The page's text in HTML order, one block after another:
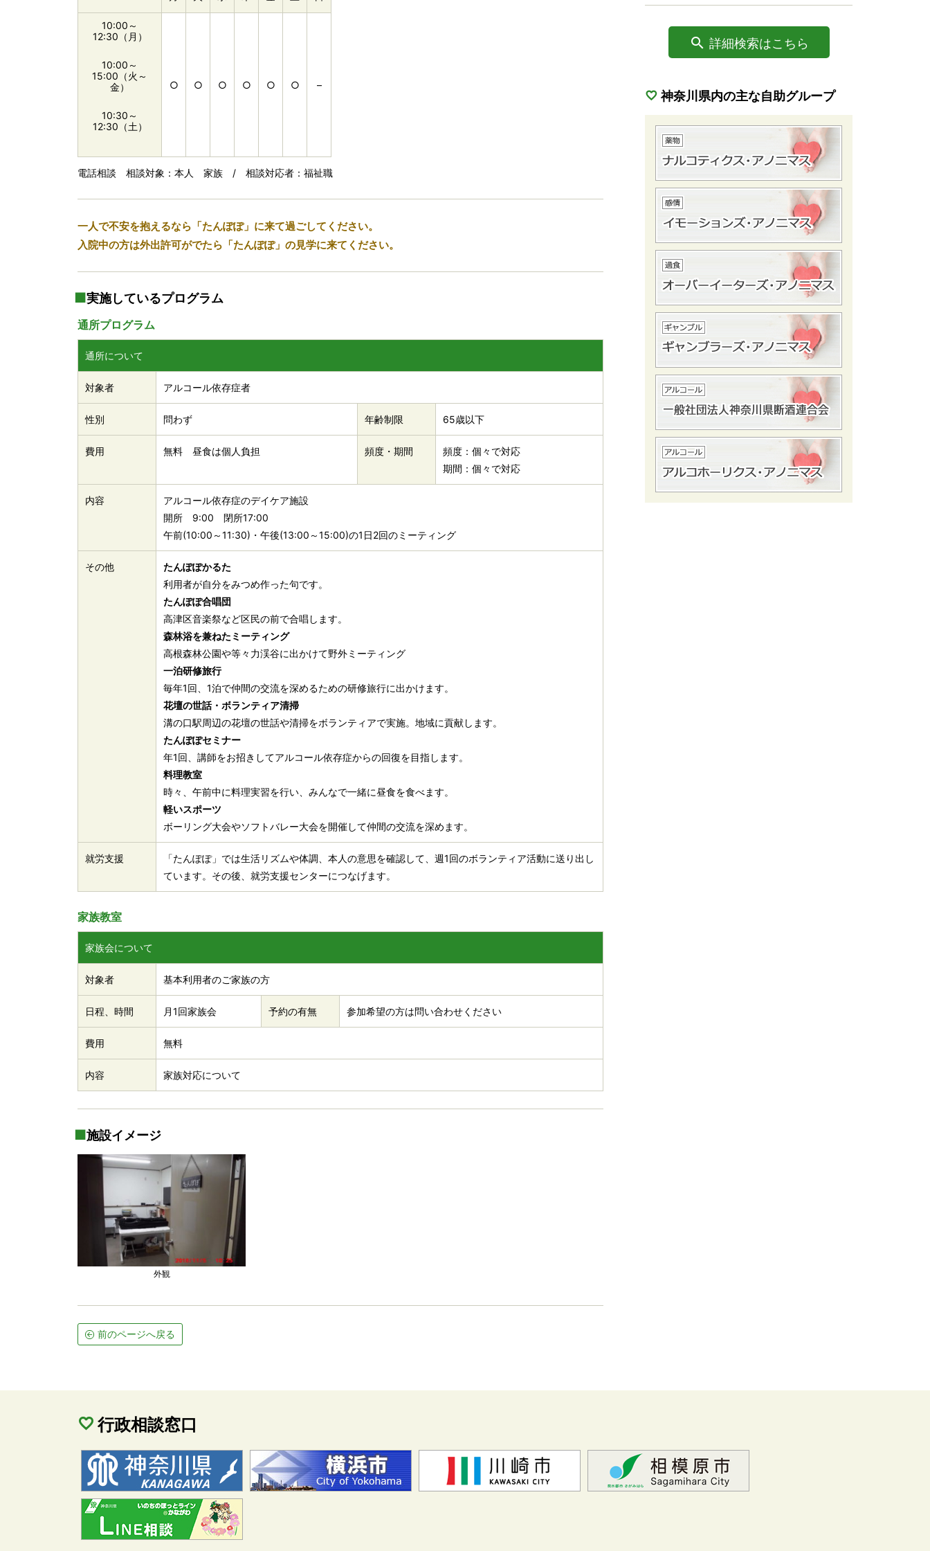
10:00～
12:30（月）
10:00～
15:00（火～
金）
10:30～
12:30（土）
○ ○ ○ ○ ○ ○ –
電話相談 相談対象：本人 家族 / 相談対応者：福祉職
一人で不安を抱えるなら「たんぽぽ」に来て過ごしてください。
入院中の方は外出許可がでたら「たんぽぽ」の見学に来てください。
実施しているプログラム
通所プログラム
通所について
対象者 アルコール依存症者
性別 問わず 年齢制限 65歳以下
費用 無料 昼食は個人負担 頻度・期間
頻度：個々で対応
期間：個々で対応
内容
アルコール依存症のデイケア施設
開所 9:00 閉所17:00
午前(10:00～11:30)・午後(13:00～15:00)の1日2回のミーティング
その他
たんぽぽかるた
利用者が自分をみつめ作った句です。
たんぽぽ合唱団
高津区音楽祭など区民の前で合唱します。
森林浴を兼ねたミーティング
高根森林公園や等々力渓谷に出かけて野外ミーティング
一泊研修旅行
毎年1回、1泊で仲間の交流を深めるための研修旅行に出かけます。
花壇の世話・ボランティア清掃
溝の口駅周辺の花壇の世話や清掃をボランティアで実施。地域に貢献します。
たんぽぽセミナー
年1回、講師をお招きしてアルコール依存症からの回復を目指します。
料理教室
時々、午前中に料理実習を行い、みんなで一緒に昼食を食べます。
軽いスポーツ
ボーリング大会やソフトバレー大会を開催して仲間の交流を深めます。
就労支援
「たんぽぽ」では生活リズムや体調、本人の意思を確認して、週1回のボランティア活動に送り出し
ています。その後、就労支援センターにつなげます。
家族教室
家族会について
対象者 基本利用者のご家族の方
日程、時間 月1回家族会 予約の有無 参加希望の方は問い合わせください
費用 無料
内容 家族対応について
施設イメージ
外観
前のページへ戻る
詳細検索はこちら
神奈川県内の主な自助グループ
行政相談窓口